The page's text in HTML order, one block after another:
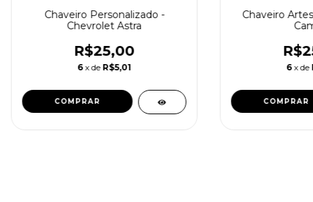
Chaveiro Personalizado -
Chevrolet Astra
R$25,00
6 x de R$5,01
Chaveiro
6 x de